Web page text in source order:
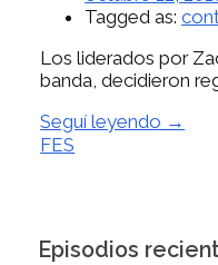
Tagged as:
Los liderados por
banda, decidieron
Seguí leyendo →
FES
Episodios